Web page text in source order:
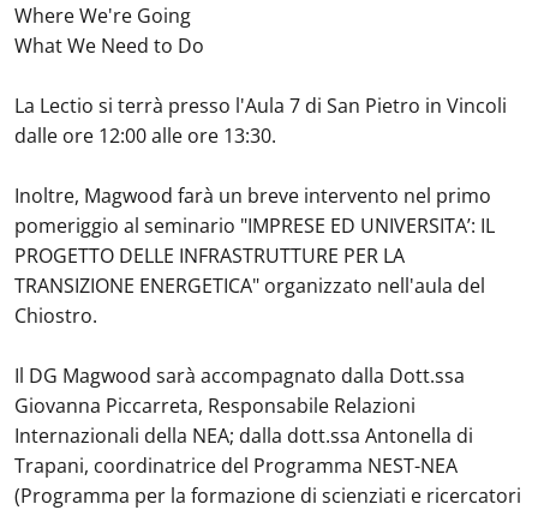
Where We're Going
What We Need to Do
La Lectio si terrà presso l'Aula 7 di San Pietro in Vincoli
dalle ore 12:00 alle ore 13:30.
Inoltre, Magwood farà un breve intervento nel primo
pomeriggio al seminario "IMPRESE ED UNIVERSITA’: IL
PROGETTO DELLE INFRASTRUTTURE PER LA
TRANSIZIONE ENERGETICA" organizzato nell'aula del
Chiostro.
Il DG Magwood sarà accompagnato dalla Dott.ssa
Giovanna Piccarreta, Responsabile Relazioni
Internazionali della NEA; dalla dott.ssa Antonella di
Trapani, coordinatrice del Programma NEST-NEA
(Programma per la formazione di scienziati e ricercatori